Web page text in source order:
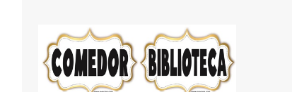
de los videojuegos. Este set de letras está
diseñado para transformar cualquier
mensaje en una aventura, utilizando la
tipografía clásica y robusta que los fans han